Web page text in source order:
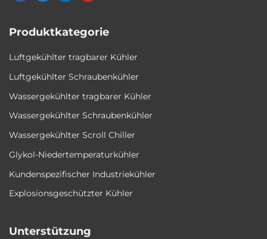
Produktkategorie
Luftgekühlter tragbarer Kühler
Luftgekühlter Schraubenkühler
Wassergekühlter tragbarer Kühler
Wassergekühlter Schraubenkühler
Wassergekühlter Scroll Chiller
Glykol-Niedertemperaturkühler
Kundenspezifischer Industriekühler
Explosionsgeschützter Kühler
Unterstützung